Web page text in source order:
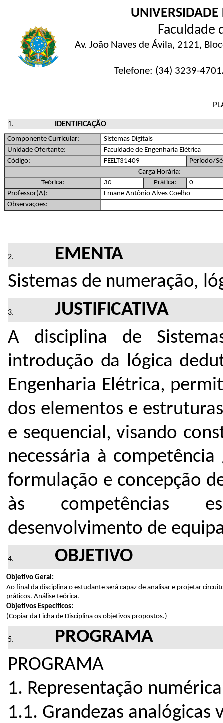
UNIVERSIDADE
Faculdade
Av. João Naves de Ávila, 2121,
Telefone: (34) 3239-
IDENTIFICAÇÃO
Componente Curricular:
Sistemas Digitais
Unidade Ofertante:
Faculdade de Engenharia Elétrica
Código:
FEELT31409
Período/
Carga Horária:
Teórica:
30 Prática:
0
Professor(A):
Ernane Antônio Alves Coelho
Observações:
EMENTA
Sistemas de numeração,
JUSTIFICATIVA
A disciplina de
introdução da lógica
Engenharia Elétrica,
dos elementos e
e sequencial, visando
necessária à
formulação e concepção
às competências
desenvolvimento de
OBJETIVO
Objetivo Geral:
Ao final da disciplina o estudante será capaz de analisar e projetar
práticos. Análise teórica.
Objetivos Específicos:
(Copiar da Ficha de Disciplina os objetivos propostos.)
PROGRAMA
PROGRAMA
1. Representação
1.1. Grandezas analógicas